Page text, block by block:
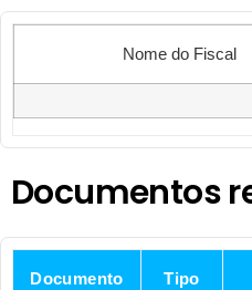
Nome do Fiscal
Documentos
Documento Tipo